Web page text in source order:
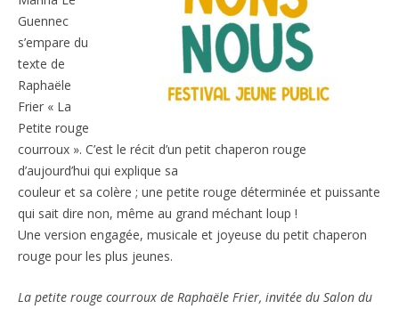
Guennec
s’empare du
texte de
Raphaële
Frier « La
Petite rouge
courroux ». C’est le récit d’un petit chaperon rouge
d’aujourd’hui qui explique sa
couleur et sa colère ; une petite rouge déterminée et puissante
qui sait dire non, même au grand méchant loup !
Une version engagée, musicale et joyeuse du petit chaperon
rouge pour les plus jeunes.
La petite rouge courroux de Raphaële Frier, invitée du Salon du